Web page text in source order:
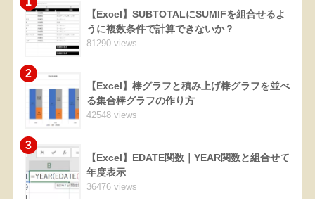
【Excel】SUBTOTALにSUMIFを組合せるよ
うに複数条件で計算できないか？
81290 views
2
【Excel】棒グラフと積み上げ棒グラフを並べ
る集合棒グラフの作り方
42548 views
3
【Excel】EDATE関数｜YEAR関数と組合せて
年度表示
36476 views